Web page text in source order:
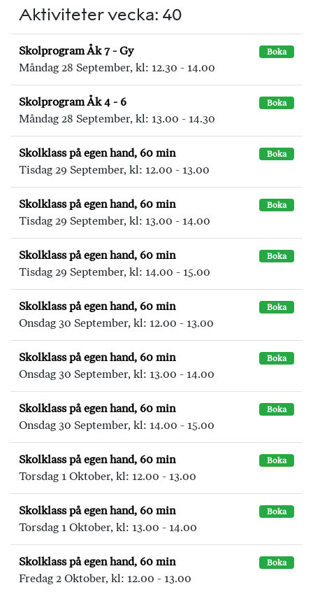
Aktiviteter vecka: 40
Skolprogram Åk 7 - Gy Boka
Måndag 28 September, kl: 12.30 - 14.00
Skolprogram Åk 4 - 6 Boka
Måndag 28 September, kl: 13.00 - 14.30
Skolklass på egen hand, 60 min Boka
Tisdag 29 September, kl: 12.00 - 13.00
Skolklass på egen hand, 60 min Boka
Tisdag 29 September, kl: 13.00 - 14.00
Skolklass på egen hand, 60 min Boka
Tisdag 29 September, kl: 14.00 - 15.00
Skolklass på egen hand, 60 min Boka
Onsdag 30 September, kl: 12.00 - 13.00
Skolklass på egen hand, 60 min Boka
Onsdag 30 September, kl: 13.00 - 14.00
Skolklass på egen hand, 60 min Boka
Onsdag 30 September, kl: 14.00 - 15.00
Skolklass på egen hand, 60 min Boka
Torsdag 1 Oktober, kl: 12.00 - 13.00
Skolklass på egen hand, 60 min Boka
Torsdag 1 Oktober, kl: 13.00 - 14.00
Skolklass på egen hand, 60 min Boka
Fredag 2 Oktober, kl: 12.00 - 13.00